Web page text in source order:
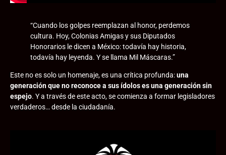
“Cuando los golpes reemplazan al honor, perdemos
cultura. Hoy, Colonias Amigas y sus Diputados
Honorarios le dicen a México: todavía hay historia,
todavía hay leyenda. Y se llama Mil Máscaras.”
Este no es solo un homenaje, es una crítica profunda:una
generación que no reconoce a sus ídolos es una generación sin
espejo. Y a través de este acto, se comienza a formar legisladores
verdaderos… desde la ciudadanía.